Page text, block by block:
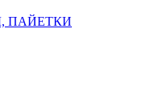
ПАЙЕТКИ